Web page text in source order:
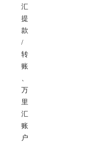
汇
提
款
/
转
账
万
里
汇
账
户